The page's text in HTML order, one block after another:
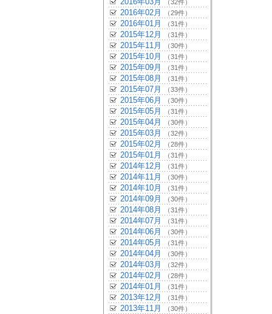
（32件）
2016年02月 （29件）
2016年01月 （31件）
2015年12月 （31件）
2015年11月 （30件）
2015年10月 （31件）
2015年09月 （31件）
2015年08月 （31件）
2015年07月 （33件）
2015年06月 （30件）
2015年05月 （31件）
2015年04月 （30件）
2015年03月 （32件）
2015年02月 （28件）
2015年01月 （31件）
2014年12月 （31件）
2014年11月 （30件）
2014年10月 （31件）
2014年09月 （30件）
2014年08月 （31件）
2014年07月 （31件）
2014年06月 （30件）
2014年05月 （31件）
2014年04月 （30件）
2014年03月 （32件）
2014年02月 （28件）
2014年01月 （31件）
2013年12月 （31件）
2013年11月 （30件）